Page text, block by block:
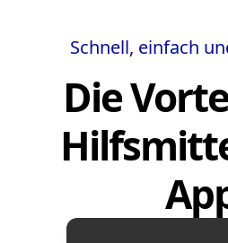
Schnell, einfach
Die